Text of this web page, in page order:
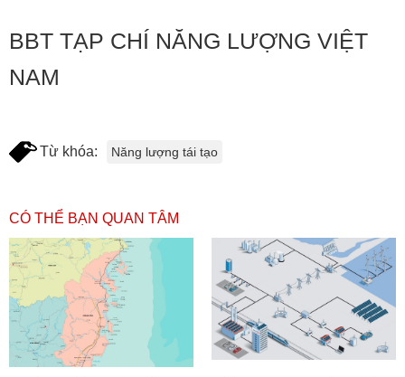
BBT TẠP CHÍ NĂNG LƯỢNG VIỆT
NAM
Từ khóa: Năng lượng tái tạo
CÓ THỂ BẠN QUAN TÂM